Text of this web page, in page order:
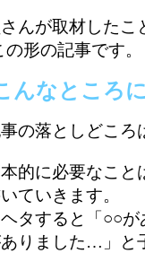
んが取材したこ
形の記事です。
んなところ
の落としどころ
的に必要なこと
ていきます。
ヘタすると「○○
りました…」と